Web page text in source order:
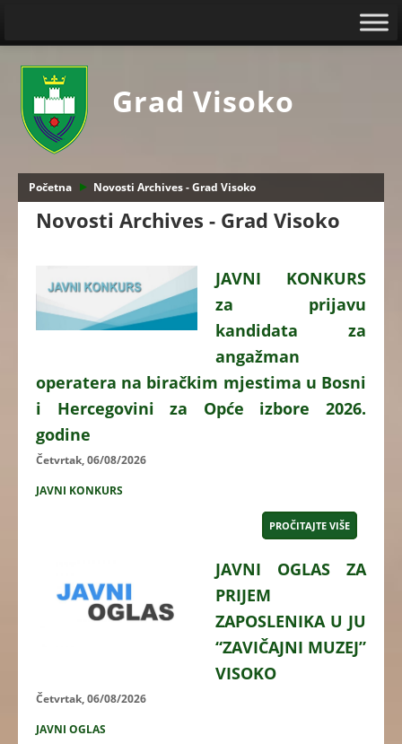
Grad Visoko
Početna Novosti Archives - Grad Visoko
Novosti Archives - Grad Visoko
JAVNI KONKURS
za prijavu
kandidata za
angažman
operatera na biračkim mjestima u Bosni
i Hercegovini za Opće izbore 2026.
godine
Četvrtak, 06/08/2026
JAVNI KONKURS
PROČITAJTE VIŠE
JAVNI OGLAS ZA
PRIJEM
ZAPOSLENIKA U JU
“ZAVIČAJNI MUZEJ”
VISOKO
Četvrtak, 06/08/2026
JAVNI OGLAS